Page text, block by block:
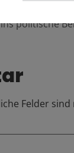
wieder
politische
Felder sind